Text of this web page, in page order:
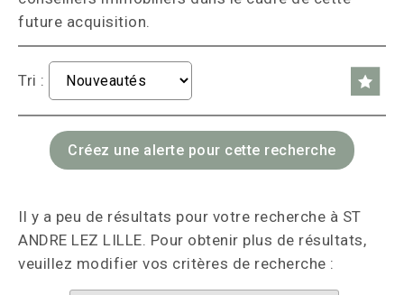
future acquisition.
Tri :
Il y a peu de résultats pour votre recherche à ST
ANDRE LEZ LILLE. Pour obtenir plus de résultats,
veuillez modifier vos critères de recherche :